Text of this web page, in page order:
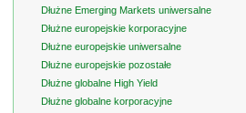
Dłużne Emerging Markets uniwersalne
Dłużne europejskie korporacyjne
Dłużne europejskie uniwersalne
Dłużne europejskie pozostałe
Dłużne globalne High Yield
Dłużne globalne korporacyjne